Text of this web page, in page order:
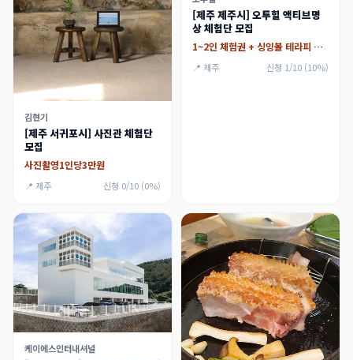
김현기
[제주 서귀포시] 사진관 체험단
모집
사진촬영1인당3만원
📍 제주 신청 0/10 (0%)
[제주 제주시] 오투힐 액티브명
상 체험단 모집
1~2인 체험권 + 싱잉볼 테라피 + 제주 로컬 다과 및 차
📍 제주 신청 1/10 (10%)
케이에스인터내셔널